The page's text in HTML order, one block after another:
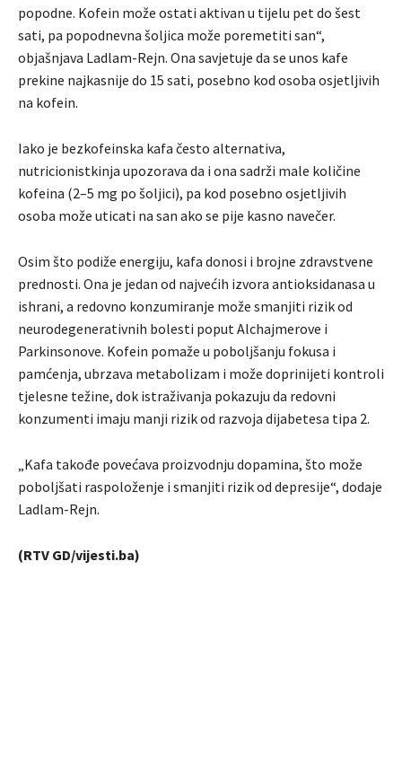
popodne. Kofein može ostati aktivan u tijelu pet do šest
sati, pa popodnevna šoljica može poremetiti san“,
objašnjava Ladlam-Rejn. Ona savjetuje da se unos kafe
prekine najkasnije do 15 sati, posebno kod osoba osjetljivih
na kofein.
Iako je bezkofeinska kafa često alternativa,
nutricionistkinja upozorava da i ona sadrži male količine
kofeina (2–5 mg po šoljici), pa kod posebno osjetljivih
osoba može uticati na san ako se pije kasno navečer.
Osim što podiže energiju, kafa donosi i brojne zdravstvene
prednosti. Ona je jedan od najvećih izvora antioksidanasa u
ishrani, a redovno konzumiranje može smanjiti rizik od
neurodegenerativnih bolesti poput Alchajmerove i
Parkinsonove. Kofein pomaže u poboljšanju fokusa i
pamćenja, ubrzava metabolizam i može doprinijeti kontroli
tjelesne težine, dok istraživanja pokazuju da redovni
konzumenti imaju manji rizik od razvoja dijabetesa tipa 2.
„Kafa takođe povećava proizvodnju dopamina, što može
poboljšati raspoloženje i smanjiti rizik od depresije“, dodaje
Ladlam-Rejn.
(RTV GD/vijesti.ba)